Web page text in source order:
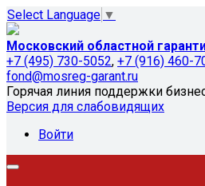
Select Language ▼
Московский областной
+7 (495) 730-5052, +7 (916) 460-
fond@mosreg-garant.ru
Горячая линия поддержки
Версия для слабовидящих
Войти